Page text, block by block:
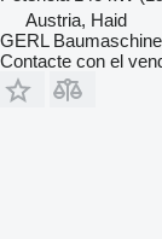
Austria, Haid
GERL
Contacte con el